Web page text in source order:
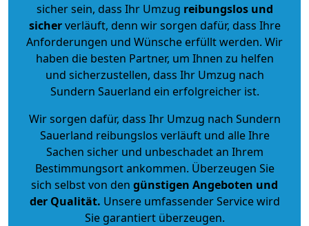
sicher sein, dass Ihr Umzug reibungslos und
sicherverläuft, denn wir sorgen dafür, dass Ihre
Anforderungen und Wünsche erfüllt werden. Wir
haben die besten Partner, um Ihnen zu helfen
und sicherzustellen, dass Ihr Umzug nach
Sundern Sauerland ein erfolgreicher ist.
Wir sorgen dafür, dass Ihr Umzug nach Sundern
Sauerland reibungslos verläuft und alle Ihre
Sachen sicher und unbeschadet an Ihrem
Bestimmungsort ankommen. Überzeugen Sie
sich selbst von den günstigen Angeboten und
der Qualität. Unsere umfassender Service wird
Sie garantiert überzeugen.